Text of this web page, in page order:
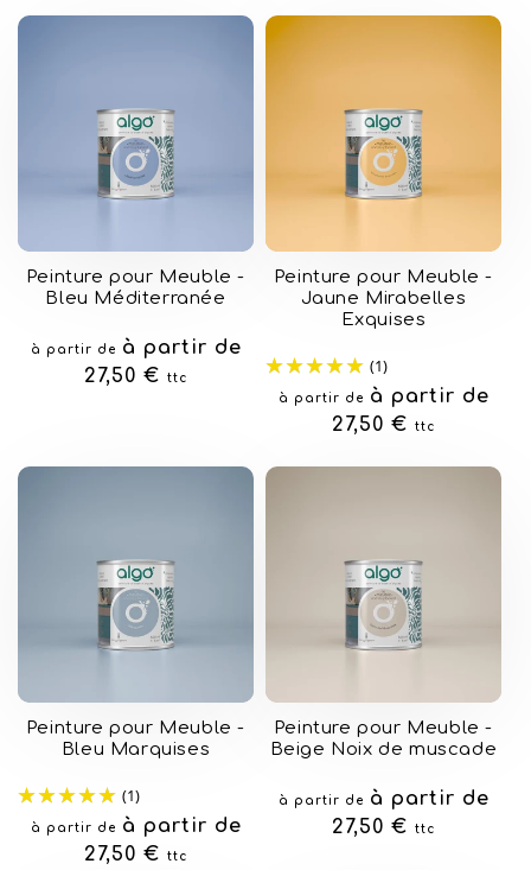
Peinture pour Meuble -
Bleu Méditerranée
Prix
habituel
à partir de
à partir de
27,50 €
ttc
Peinture pour Meuble -
Jaune Mirabelles
Exquises
(1)
Prix
habituel
à partir de
à partir de
27,50 €
ttc
Peinture pour Meuble -
Bleu Marquises
(1)
Prix
habituel
à partir de
à partir de
27,50 €
ttc
Peinture pour Meuble -
Beige Noix de muscade
Prix
habituel
à partir de
à partir de
27,50 €
ttc